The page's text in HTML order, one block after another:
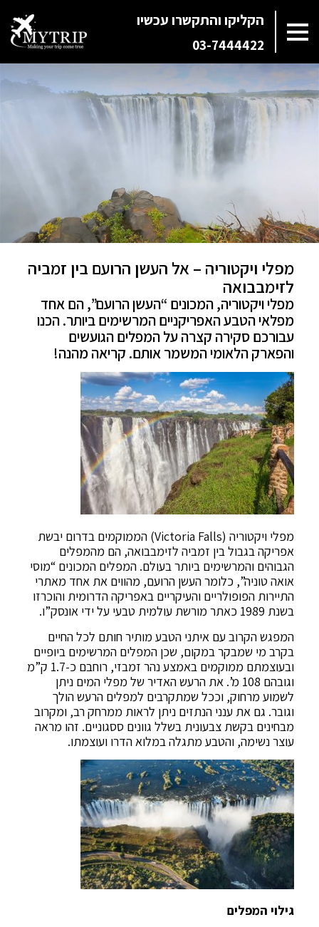
הקליקו והתקשרו עכשיו
03-7444422
מפלי ויקטוריה – אל העשן הרועם בין זמביה
לזימבבואה
מפלי ויקטוריה, המכונים “העשן הרועם”, הם אחד
מפלאי הטבע האפריקניים המרשימים ביותר. הכנו
עבורכם סקירה קצרה על המפלים הגועשים
והפארק הלאומי המשמר אותם. קריאה מהנה!
מפלי ויקטוריה (Victoria Falls) הממוקמים בדרום יבשת
אפריקה בגבול בין זמביה לזימבבואה, הם מהמפלים
הגבוהים והמרשימים ביותר בעולם. המפלים המכונים “מוסי
אואה טוניה”, כלומר העשן הרועם, מהווים את אחד מאתרי
התיירות הפופולריים והעיקריים באפריקה הדרומית והוכרזו
בשנת 1989 כאתר מורשת עולמית טבעי על ידי אונסק”ו.
המפגש הקרוב עם איתני הטבע מותיר חותם לכל החיים
בקרב מי שמבקר במקום, שכן המפלים המרשימים ביופיים
ובעוצמתם ממוקמים באמצע נהר זמבזי, רוחבם כ-1.7 ק”מ
וגובהם 108 מ’. את הרעש האדיר של מפלי המים ניתן
לשמוע מרחוק, וככל שמתקרבים למפלים הרעש הולך
וגובר. גם את ענני הנתזים ניתן לראות ממרחק רב, ומקרוב
מבחינים בקשת צבעונית בשלל גוונים ססגוניים. זהו מראה
עוצר נשימה, והטבע מתגלה במלוא הדרו ועוצמתו.
גילוי המפלים